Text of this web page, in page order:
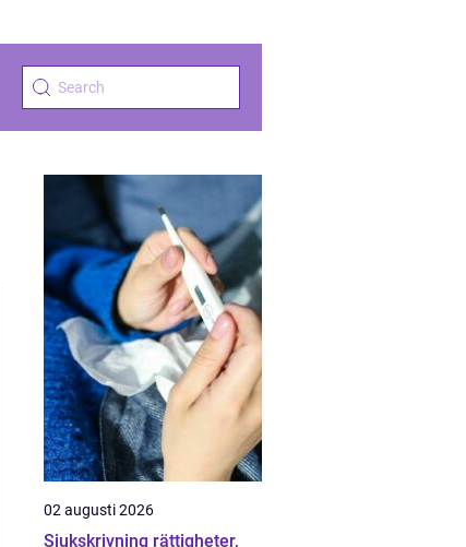
02 augusti 2026
Sjukskrivning rättigheter,